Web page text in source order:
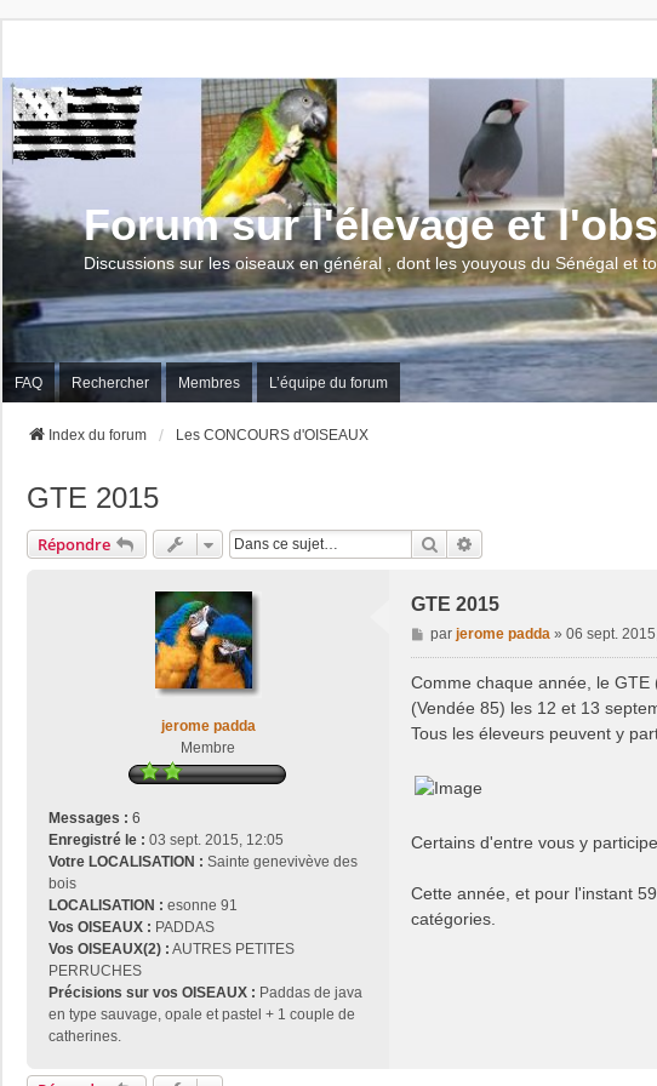
Forum sur l'élevage et
Discussions sur les oiseaux en général , dont les youyous du Sénégal et
FAQ Rechercher Membres L’équipe du forum
Index du forum Les CONCOURS d'OISEAUX
GTE 2015
Répondre Rechercher
jerome padda
Membre
Messages : 6
Enregistré le : 03 sept. 2015, 12:05
Votre LOCALISATION : Sainte genevivève des
bois
LOCALISATION : esonne 91
Vos OISEAUX : PADDAS
Vos OISEAUX(2) : AUTRES PETITES
PERRUCHES
Précisions sur vos OISEAUX : Paddas de java
en type sauvage, opale et pastel + 1 couple de
catherines.
GTE 2015
M
e
a
g
par jerome padda » 06 sept.
Comme chaque année, le
(Vendée 85) les 12 et 13
Tous les éleveurs peuvent y
Certains d'entre vous y
Cette année, et pour l'instant
catégories.